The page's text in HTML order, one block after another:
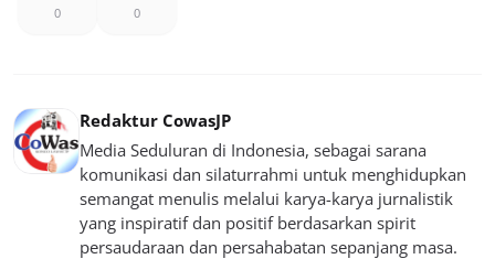
0 0
Redaktur CowasJP
Media Seduluran di Indonesia, sebagai sarana
komunikasi dan silaturrahmi untuk menghidupkan
semangat menulis melalui karya-karya jurnalistik
yang inspiratif dan positif berdasarkan spirit
persaudaraan dan persahabatan sepanjang masa.